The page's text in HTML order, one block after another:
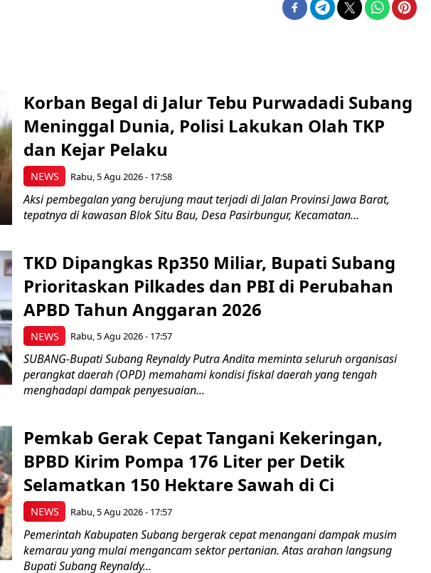
NEWS
Korban Begal di Jalur Tebu Purwadadi Subang
Meninggal Dunia, Polisi Lakukan Olah TKP
dan Kejar Pelaku
Rabu, 5 Agu 2026 - 17:58
Aksi pembegalan yang berujung maut terjadi di Jalan Provinsi Jawa Barat,
tepatnya di kawasan Blok Situ Bau, Desa Pasirbungur, Kecamatan...
NEWS
TKD Dipangkas Rp350 Miliar, Bupati Subang
Prioritaskan Pilkades dan PBI di Perubahan
APBD Tahun Anggaran 2026
Rabu, 5 Agu 2026 - 17:57
SUBANG-Bupati Subang Reynaldy Putra Andita meminta seluruh organisasi
perangkat daerah (OPD) memahami kondisi fiskal daerah yang tengah
menghadapi dampak penyesuaian...
NEWS
Pemkab Gerak Cepat Tangani Kekeringan,
BPBD Kirim Pompa 176 Liter per Detik
Selamatkan 150 Hektare Sawah di Ci
Rabu, 5 Agu 2026 - 17:57
Pemerintah Kabupaten Subang bergerak cepat menangani dampak musim
kemarau yang mulai mengancam sektor pertanian. Atas arahan langsung
Bupati Subang Reynaldy...